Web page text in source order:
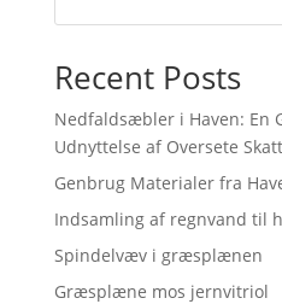
Recent Posts
Nedfaldsæbler i Haven: En
Udnyttelse af Oversete
Genbrug Materialer fra
Indsamling af regnvand til
Spindelvæv i græsplænen
Græsplæne mos jernvitriol